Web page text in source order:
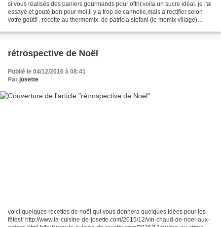
si vous réalisés des paniers gourmands pour offrir,voila un sucre idéal. je l'ai
essayé et gouté,bon pour moi,il y a trop de cannelle,mais a rectifier selon
votre goût!! . recette au thermomix. de patricia stefani (le momix village)
rétrospective de Noël
Publié le 04/12/2016 à 08:41
Par josette
voici quelques recettes de noêl qui vous donnera quelques idées pour les
fêtes!! http://www.la-cuisine-de-josette.com/2015/12/vin-chaud-de-noel-aux-